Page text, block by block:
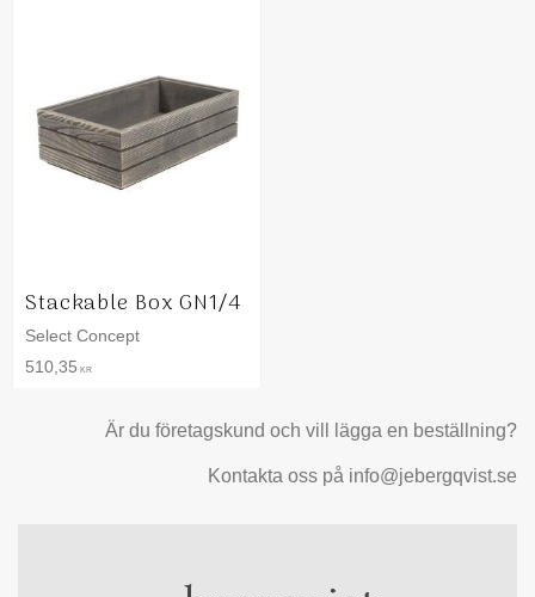
Stackable Box GN1/4
Select Concept
510,35 KR
Är du företagskund och vill lägga en beställning?
Kontakta oss på info@jebergqvist.se